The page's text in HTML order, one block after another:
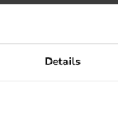
Details